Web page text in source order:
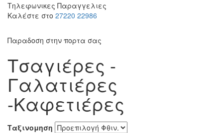
Τηλεφωνικες Παραγγελιες
Καλέστε στο 27220 22986
Παραδοση στην πορτα σας
Τσαγιέρες -
Γαλατιέρες
-Καφετιέρες
Ταξινομηση